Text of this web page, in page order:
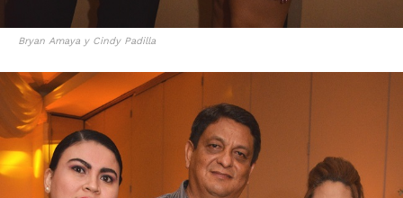
Bryan Amaya y Cindy Padilla